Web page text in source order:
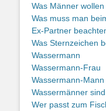
Was Männer wollen
Was muss man
Ex-Partner
Was Sternzeichen
Wassermann
Wassermann-Frau
Wassermann-Mann
Wassermänner
Wer passt zum